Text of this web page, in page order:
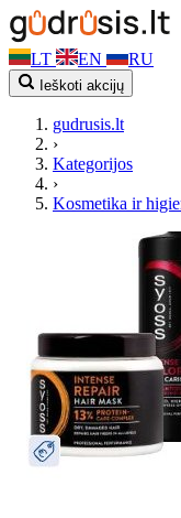
LT EN RU
Ieškoti akcijų
gudrusis.lt
›
Kategorijos
›
Kosmetika ir